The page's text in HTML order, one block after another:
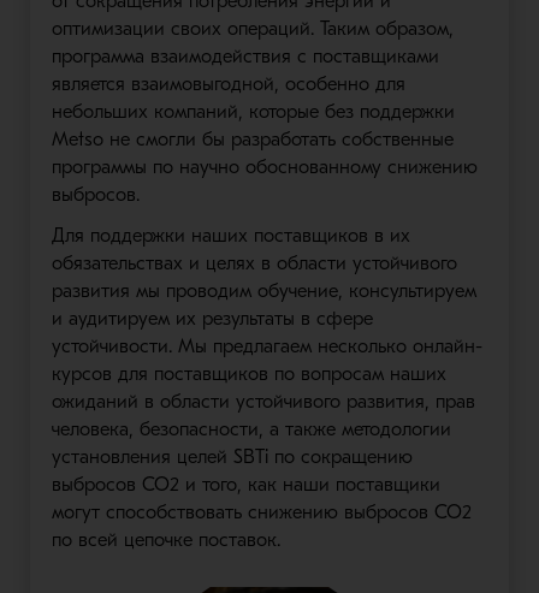
оптимизации своих операций. Таким образом,
программа взаимодействия с поставщиками
является взаимовыгодной, особенно для
небольших компаний, которые без поддержки
Metso не смогли бы разработать собственные
программы по научно обоснованному снижению
выбросов.
Для поддержки наших поставщиков в их
обязательствах и целях в области устойчивого
развития мы проводим обучение, консультируем
и аудитируем их результаты в сфере
устойчивости. Мы предлагаем несколько онлайн-
курсов для поставщиков по вопросам наших
ожиданий в области устойчивого развития, прав
человека, безопасности, а также методологии
установления целей SBTi по сокращению
выбросов CO2 и того, как наши поставщики
могут способствовать снижению выбросов CO2
по всей цепочке поставок.